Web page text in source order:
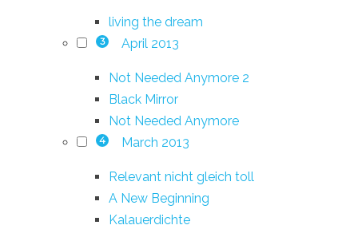
living the dream
3 April 2013
Not Needed Anymore 2
Black Mirror
Not Needed Anymore
4 March 2013
Relevant nicht gleich toll
A New Beginning
Kalauerdichte